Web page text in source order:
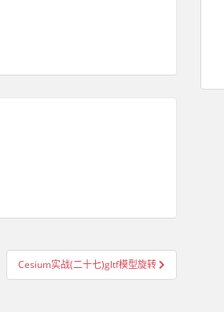
Cesium实战(二十七)gltf模型旋转